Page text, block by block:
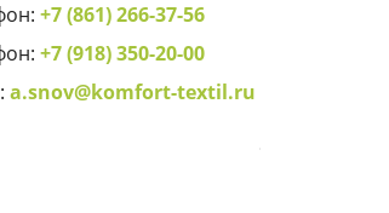
+7 (861) 266-37-56
+7 (918) 350-20-00
a.snov@komfort-textil.ru